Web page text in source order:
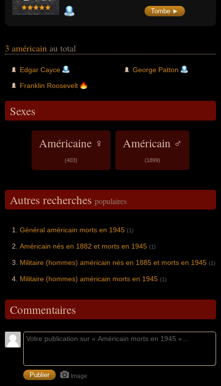
mécanisée. Si les opinions des
commandants alliés à son sujet étaient
oscars et a contribué à faire de lui un héros
populaire américain.
Tombe ►
3 américain au total
Edgar Cayce
Franklin Roosevelt
George Patton
Sexes
Américaine ♀
(403)
Américain ♂
(1899)
Autres recherches populaires
Général américain morts en 1945 (1)
Américain nés en 1882 et morts en 1945 (1)
Militaire (hommes) américain nés en 1885 et morts en 1945 (1)
Militaire (hommes) américain morts en 1945 (1)
Commentaires
Image